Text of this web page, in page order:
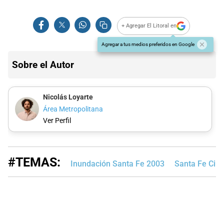
+ Agregar El Litoral en
Agregar a tus medios preferidos en Google
Sobre el Autor
Nicolás Loyarte
Área Metropolitana
Ver Perfil
#TEMAS: Inundación Santa Fe 2003 Santa Fe